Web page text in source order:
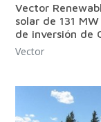
Vector
solar de 131
de inversión de
Vector